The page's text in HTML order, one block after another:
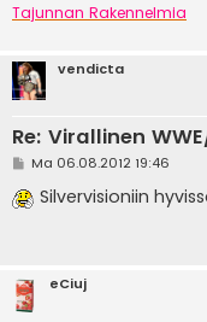
Tajunnan Rakennelmia
vendicta
Re: Virallinen
V
e
s
Ma 06.08.2012 19:46
Silvervisioniin
eCiuj